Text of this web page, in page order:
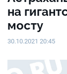
на
мосту
30.10.2021 20:45